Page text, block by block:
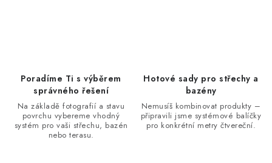
Poradíme Ti s výběrem
správného řešení
Na základě fotografií a stavu
povrchu vybereme vhodný
systém pro vaši střechu, bazén
nebo terasu.
Hotové sady pro střechy a
bazény
Nemusíš kombinovat produkty –
připravili jsme systémové balíčky
pro konkrétní metry čtvereční.